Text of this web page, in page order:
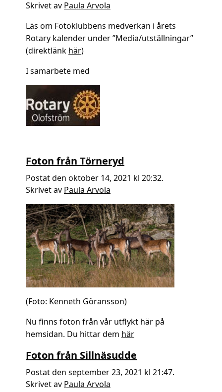
Skrivet av Paula Arvola
Läs om Fotoklubbens medverkan i årets
Rotary kalender under ”Media/utställningar”
(direktlänk här)
I samarbete med
Foton från Törneryd
Postat den oktober 14, 2021 kl 20:32.
Skrivet av Paula Arvola
(Foto: Kenneth Göransson)
Nu finns foton från vår utflykt här på
hemsidan. Du hittar dem här
Foton från Sillnäsudde
Postat den september 23, 2021 kl 21:47.
Skrivet av Paula Arvola